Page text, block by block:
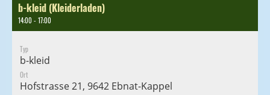
b-kleid (Kleiderladen)
14:00 - 17:00
Typ
b-kleid
Ort
Hofstrasse 21, 9642 Ebnat-Kappel